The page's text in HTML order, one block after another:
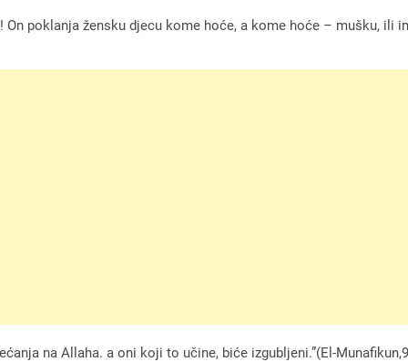
poklanja žensku djecu kome hoće, a kome hoće – mušku, ili
na Allaha. a oni koji to učine, biće izgubljeni.”(El-